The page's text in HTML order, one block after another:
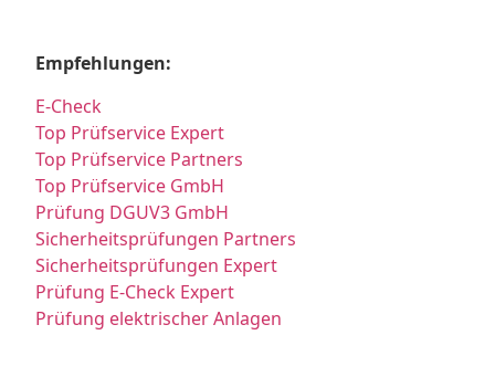
Empfehlungen:
E-Check
Top Prüfservice Expert
Top Prüfservice Partners
Top Prüfservice GmbH
Prüfung DGUV3 GmbH
Sicherheitsprüfungen Partners
Sicherheitsprüfungen Expert
Prüfung E-Check Expert
Prüfung elektrischer Anlagen